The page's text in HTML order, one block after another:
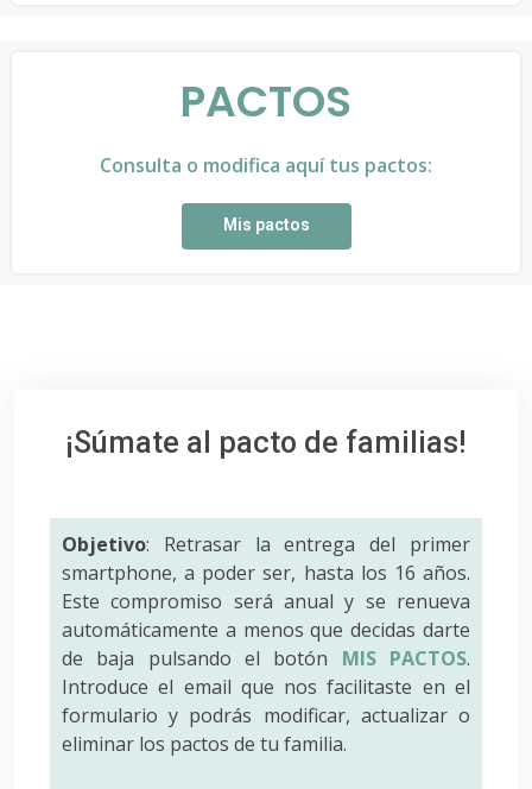
PACTOS
Consulta o modifica aquí tus pactos:
Mis pactos
¡Súmate al pacto de familias!
Objetivo: Retrasar la entrega del primer
smartphone, a poder ser, hasta los 16 años.
Este compromiso será anual y se renueva
automáticamente a menos que decidas darte
de baja pulsando el botón MIS PACTOS.
Introduce el email que nos facilitaste en el
formulario y podrás modificar, actualizar o
eliminar los pactos de tu familia.